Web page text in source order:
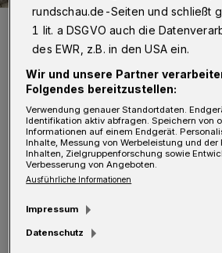
Bartholomäusstraße haben Zaunlatten
Schaumkessel und zwei Jungen aus der
schon vorab neue Latten an den Zaun.
Foto: Verein Garten der Religionen Wuppertal
D er Garten befindet sich
rundschau.de-Seiten und schließt
1 lit. a DSGVO auch die
des EWR, z.B. in den USA ein.
Wir und unsere Partner
Folgendes bereitzustellen:
Verwendung genauer Standortdaten.
Identifikation aktiv abfragen. Speichern von
Informationen auf einem Endgerät.
Inhalte, Messung von Werbeleistung und der
Inhalten, Zielgruppenforschung sowie
Verbesserung von Angeboten.
Ausführliche Informationen
Impressum
Datenschutz